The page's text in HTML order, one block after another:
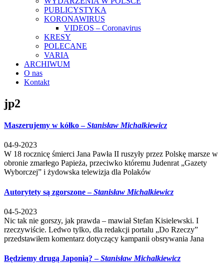
PUBLICYSTYKA
KORONAWIRUS
VIDEOS – Coronavirus
KRESY
POLECANE
VARIA
ARCHIWUM
O nas
Kontakt
jp2
Maszerujemy w kółko –Stanisław Michalkiewicz
04-9-2023
W 18 rocznicę śmierci Jana Pawła II ruszyły przez Polskę marsze w
obronie zmarłego Papieża, przeciwko któremu Judenrat „Gazety
Wyborczej” i żydowska telewizja dla Polaków
Autorytety są zgorszone –Stanisław Michalkiewicz
04-5-2023
Nic tak nie gorszy, jak prawda – mawiał Stefan Kisielewski. I
rzeczywiście. Ledwo tylko, dla redakcji portalu „Do Rzeczy”
przedstawiłem komentarz dotyczący kampanii obsrywania Jana
Będziemy drugą Japonią? –Stanisław Michalkiewicz